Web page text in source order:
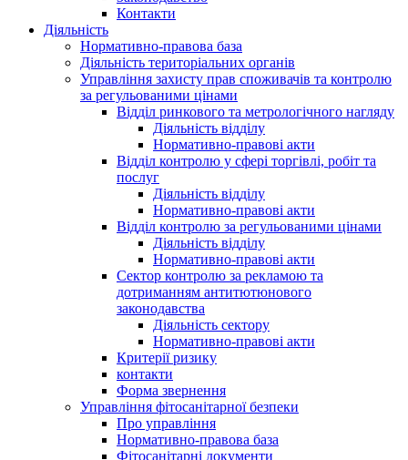
Контакти
Діяльність
Нормативно-правова база
Діяльність територіальних органів
Управління захисту прав споживачів та контролю
за регульованими цінами
Відділ ринкового та метрологічного нагляду
Діяльність відділу
Нормативно-правові акти
Відділ контролю у сфері торгівлі, робіт та
послуг
Діяльність відділу
Нормативно-правові акти
Відділ контролю за регульованими цінами
Діяльність відділу
Нормативно-правові акти
Сектор контролю за рекламою та
дотриманням антитютюнового
законодавства
Діяльність сектору
Нормативно-правові акти
Критерії ризику
контакти
Форма звернення
Управління фітосанітарної безпеки
Про управління
Нормативно-правова база
Фітосанітарні документи